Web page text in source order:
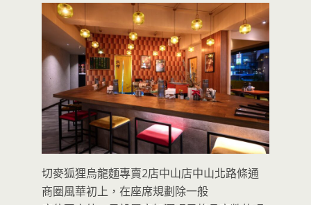
切麥狐狸烏龍麵專賣2店中山店中山北路條通
商圈風華初上，在座席規劃除一般